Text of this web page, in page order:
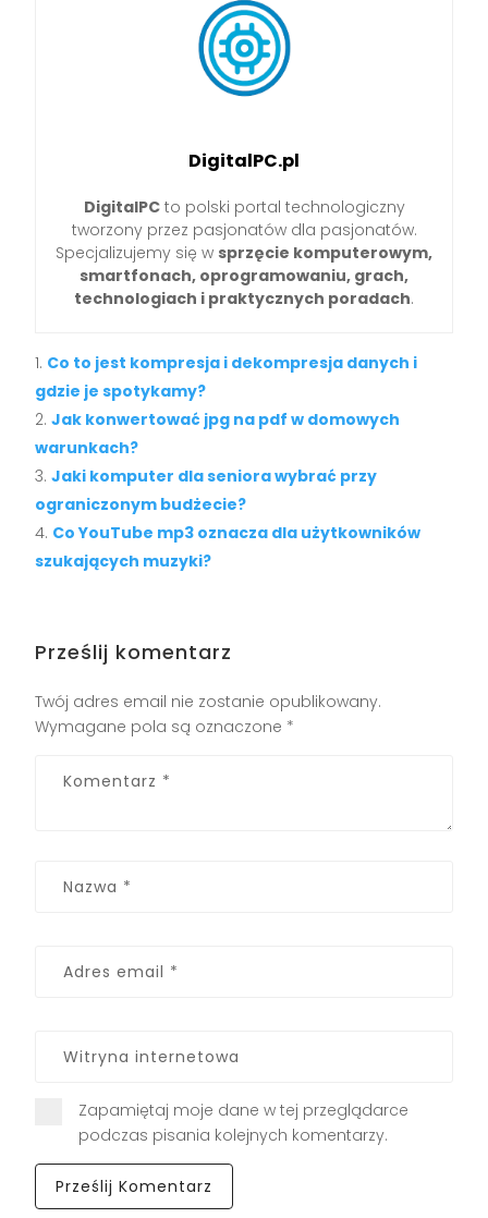
DigitalPC.pl
DigitalPCto polski portal technologiczny
tworzony przez pasjonatów dla pasjonatów.
Specjalizujemy się w sprzęcie komputerowym,
smartfonach, oprogramowaniu, grach,
technologiach i praktycznych poradach.
Co to jest kompresja i dekompresja danych i
gdzie je spotykamy?
Jak konwertować jpg na pdf w domowych
warunkach?
Jaki komputer dla seniora wybrać przy
ograniczonym budżecie?
Co YouTube mp3 oznacza dla użytkowników
szukających muzyki?
Prześlij komentarz
Twój adres email nie zostanie opublikowany.
Wymagane pola są oznaczone *
Zapamiętaj moje dane w tej przeglądarce
podczas pisania kolejnych komentarzy.